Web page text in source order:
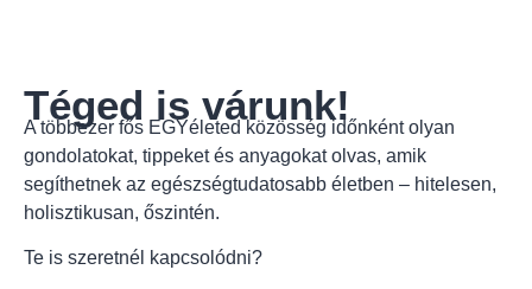
Téged is várunk!
A többezer fős EGYéleted közösség időnként olyan
gondolatokat, tippeket és anyagokat olvas, amik
segíthetnek az egészségtudatosabb életben – hitelesen,
holisztikusan, őszintén.
Te is szeretnél kapcsolódni?